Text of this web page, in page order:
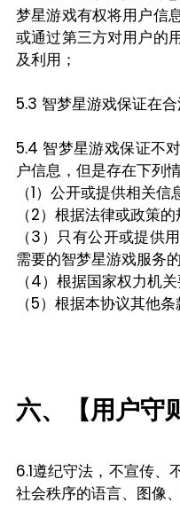
梦星游戏有权将用户信
或通过第三方对用户的
及利用；
5.3 智梦星游戏保证在
5.4 智梦星游戏保证不
户信息，但是存在下列
（1）公开或提供相关
（2）根据法律或政策
（3）只有公开或提供
需要的智梦星游戏服务的
（4）根据国家权力机
（5）根据本协议其他
六、【用户守
6.1遵纪守法，不宣传、
社会秩序的语言、图像